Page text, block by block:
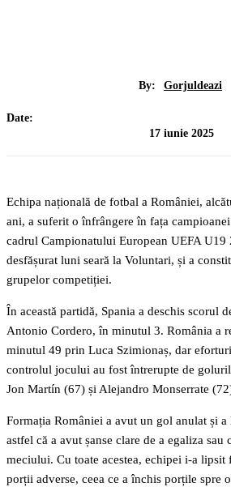
By: Gorjuldeazi
Date:
17 iunie 2025
Echipa națională de fotbal a României,
ani, a suferit o înfrângere în fața
cadrul Campionatului European UEFA U19
desfășurat luni seară la Voluntari, și a
grupelor competiției.
În această partidă, Spania a deschis scorul
Antonio Cordero, în minutul 3. România a
minutul 49 prin Luca Szimionaș, dar
controlul jocului au fost întrerupte de
Jon Martín (67) și Alejandro Monserrate
Formația României a avut un gol anulat și
astfel că a avut șanse clare de a egaliza sau
meciului. Cu toate acestea, echipei i-a lipsit
porții adverse, ceea ce a închis porțile spre